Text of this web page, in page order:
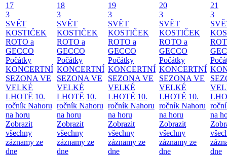
17
3
SVĚT
KOSTIČEK
ROTO a
GECCO
Počátky
KONCERTNÍ
SEZONA VE
VELKÉ
LHOTĚ 10.
ročník Nahoru
na horu
Zobrazit
všechny
záznamy ze
dne
18
3
SVĚT
KOSTIČEK
ROTO a
GECCO
Počátky
KONCERTNÍ
SEZONA VE
VELKÉ
LHOTĚ 10.
ročník Nahoru
na horu
Zobrazit
všechny
záznamy ze
dne
19
3
SVĚT
KOSTIČEK
ROTO a
GECCO
Počátky
KONCERTNÍ
SEZONA VE
VELKÉ
LHOTĚ 10.
ročník Nahoru
na horu
Zobrazit
všechny
záznamy ze
dne
20
3
SVĚT
KOSTIČEK
ROTO a
GECCO
Počátky
KONCERTNÍ
SEZONA VE
VELKÉ
LHOTĚ 10.
ročník Nahoru
na horu
Zobrazit
všechny
záznamy ze
dne
21
3
na
dne